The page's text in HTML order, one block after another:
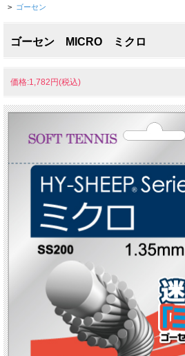
> ゴーセン
ゴーセン MICRO ミクロ
価格:1,782円(税込)